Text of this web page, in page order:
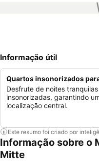
Informação útil
Quartos insonorizados
Desfrute de noites
insonorizadas, garantindo
localização central.
Este resumo foi criado por
Informação sobre o
Mitte